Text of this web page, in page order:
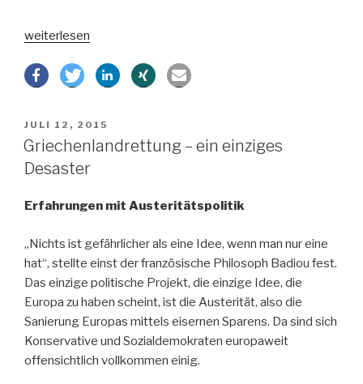
„Das
des
weiterlesen
VERÖFFENTLICHT
AM
JULI 12, 2015
Griechenlandrettung – ein einziges
Desaster
Erfahrungen mit Austeritätspolitik
„Nichts ist gefährlicher als eine Idee, wenn man nur eine
hat“, stellte einst der französische Philosoph Badiou fest.
Das einzige politische Projekt, die einzige Idee, die
Europa zu haben scheint, ist die Austerität, also die
Sanierung Europas mittels eisernen Sparens. Da sind sich
Konservative und Sozialdemokraten europaweit
offensichtlich vollkommen einig.